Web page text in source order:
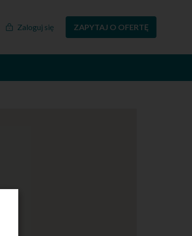
Zaloguj się ZAPYTAJ O OFERTĘ